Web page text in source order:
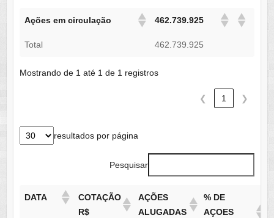
Ações em circulação 462.739.925
Total 462.739.925
Mostrando de 1 até 1 de 1 registros
❮ 1 ❯
resultados por página
Pesquisar
DATA
COTAÇÃO
R$
AÇÕES
ALUGADAS
% DE
AÇOES